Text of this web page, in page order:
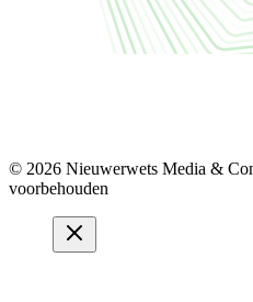
© 2026 Nieuwerwets Media &
voorbehouden